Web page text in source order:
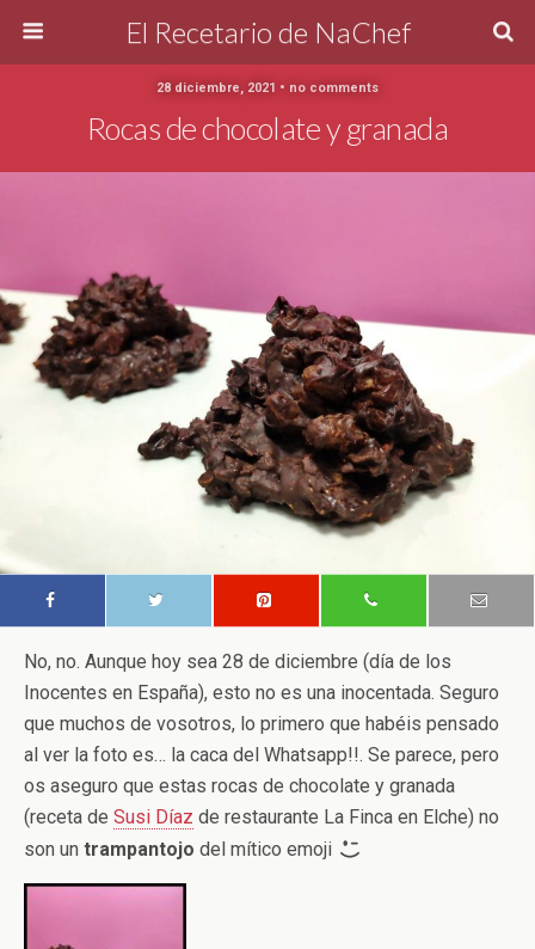
El Recetario de NaChef
28 diciembre, 2021 • no comments
Rocas de chocolate y granada
No, no. Aunque hoy sea 28 de diciembre (día de los
Inocentes en España), esto no es una inocentada. Seguro
que muchos de vosotros, lo primero que habéis pensado
al ver la foto es… la caca del Whatsapp!!. Se parece, pero
os aseguro que estas rocas de chocolate y granada
(receta de Susi Díaz de restaurante La Finca en Elche) no
son un trampantojo del mítico emoji